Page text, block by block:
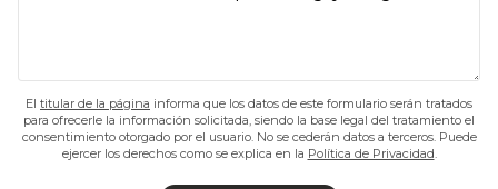
El titular de la página informa que los datos de este formulario serán tratados
para ofrecerle la información solicitada, siendo la base legal del tratamiento el
consentimiento otorgado por el usuario. No se cederán datos a terceros. Puede
ejercer los derechos como se explica en la Política de Privacidad